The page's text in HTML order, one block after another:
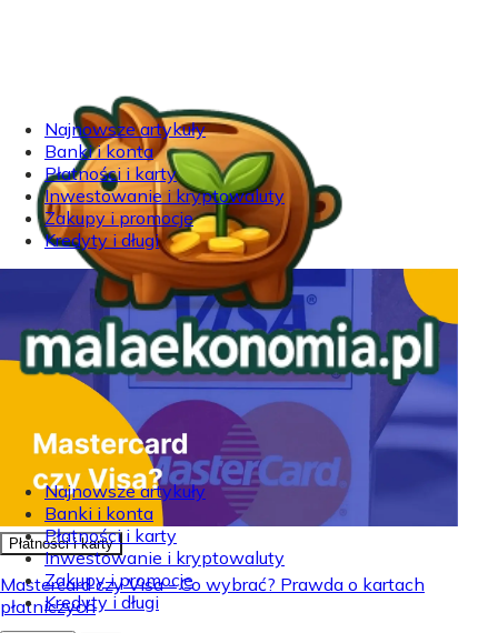
Najnowsze artykuły
Banki i konta
Płatności i karty
Inwestowanie i kryptowaluty
Zakupy i promocje
Kredyty i długi
Najnowsze artykuły
Banki i konta
Płatności i karty
Inwestowanie i kryptowaluty
Zakupy i promocje
Kredyty i długi
Płatności i karty
Mastercard czy Visa - Co wybrać? Prawda o kartach
płatniczych